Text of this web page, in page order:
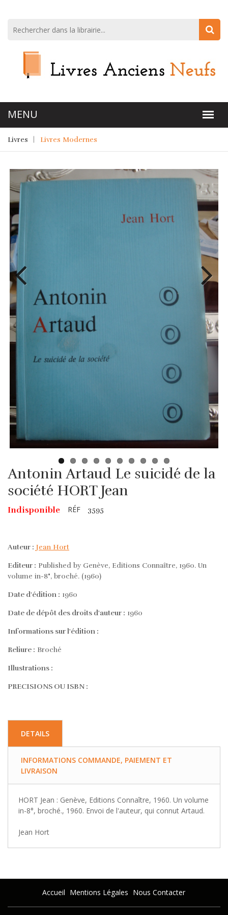
Livres Livres Modernes
Antonin Artaud Le suicidé de la
société HORT Jean
Indisponible RÉF 3595
Auteur : Jean Hort
Editeur : Published by Genève, Editions Connaître, 1960. Un
volume in-8°, broché. (1960)
Date d'édition : 1960
Date de dépôt des droits d'auteur : 1960
Informations sur l'édition :
Reliure : Broché
Illustrations :
PRECISIONS OU ISBN :
DETAILS
INFORMATIONS COMMANDE, PAIEMENT ET
LIVRAISON
HORT Jean : Genève, Editions Connaître, 1960. Un volume
in-8°, broché., 1960. Envoi de l'auteur, qui connut Artaud.
Jean Hort
Accueil Mentions Légales Nous Contacter